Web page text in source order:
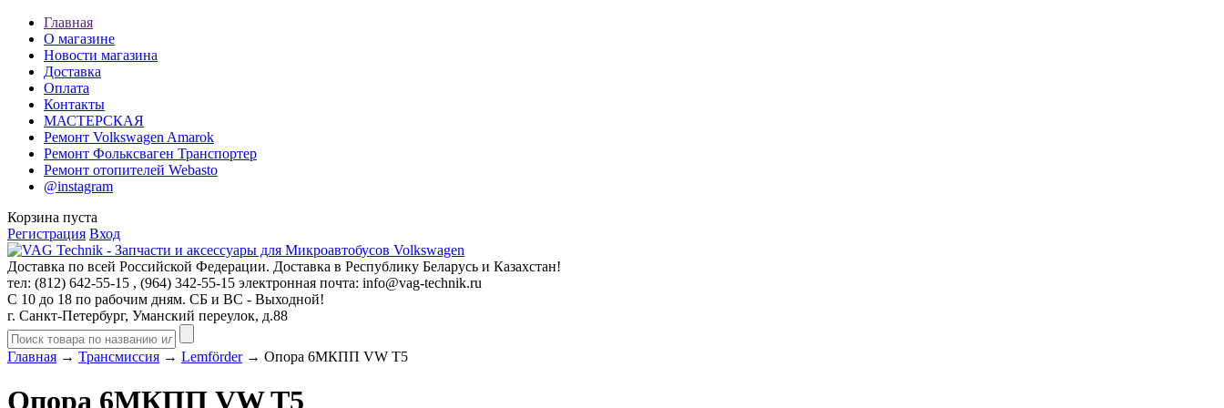
Главная
О магазине
Новости магазина
Доставка
Оплата
Контакты
МАСТЕРСКАЯ
Ремонт Volkswagen Amarok
Ремонт Фольксваген Транспортер
Ремонт отопителей Webasto
@instagram
Корзина пуста
Регистрация Вход
Доставка по всей Российской Федерации. Доставка в Республику Беларусь и Казахстан!
тел: (812) 642-55-15 , (964) 342-55-15 электронная почта: info@vag-technik.ru
С 10 до 18 по рабочим дням. СБ и ВС - Выходной!
г. Санкт-Петербург, Уманский переулок, д.88
Главная → Трансмиссия → Lemförder→ Опора 6МКПП VW T5
Опора 6МКПП VW T5